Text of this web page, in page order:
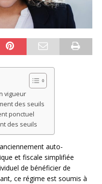
vigueur
des seuils
ponctuel
des seuils
auto-
et fiscale simplifiée
de bénéficier de
ce régime est soumis à